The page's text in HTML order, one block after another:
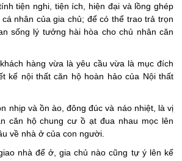
tiện nghi, tiện ích, hiện đại và lồng ghép
nhân của gia chủ; để có thể trao trả trọn
sống lý tưởng hài hòa cho chủ nhân căn
hàng vừa là yêu cầu vừa là mục đích
kế nội thất căn hộ hoàn hảo của Nội thất
nhịp và ồn ào, đông đúc và náo nhiệt, là vị
căn hộ chung cư ồ ạt đua nhau mọc lên
về nhà ở của con người.
nhà để ở, gia chủ nào cũng tự ý lên kế